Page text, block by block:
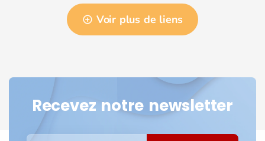
Voir plus de liens
Recevez notre newsletter